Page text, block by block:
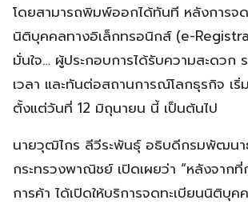
โดยสามารถพิมพ์ออกได้ทันที หลังการจ
นิติบุคคลทางอิเล็กทรอนิกส์ (e-
มั่นใจ… ผู้ประกอบการได้รับความสะดวก
เวลา และทันต่อสถานการณ์โลกธุรกิจ เริ่
ตั้งแต่วันที่ 12 มิถุนายน นี้ เป็นต้นไป
นายวุฒิไกร ลีวีระพันธุ์ อธิบดีกรมพัฒนา
กระทรวงพาณิชย์ เปิดเผยว่า “หลังจาก
การค้า ได้เปิดให้บริการจดทะเบียนนิติบุค